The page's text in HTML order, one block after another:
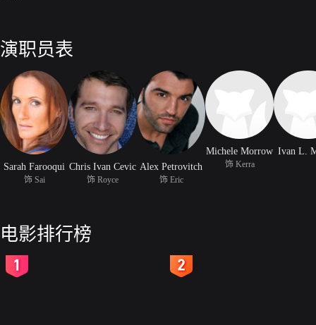
演职员表
Sarah Farooqui
饰 Sai
Chris Ivan Cevic
饰 Royce
Alex Petrovitch
饰 Eric
Michele Morrow
饰 Kerra
Ivan L.
电影排行榜